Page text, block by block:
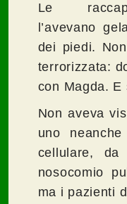
Le
l’avevano
dei piedi.
terrorizzata:
con Magda. E
Non aveva
uno
cellulare,
nosocomio
ma i pazienti